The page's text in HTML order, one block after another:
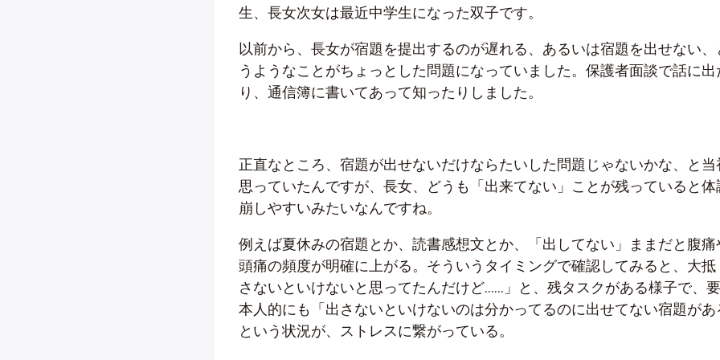
生、長女次女は最近中学生になった双子です。
以前から、長女が宿題を提出するのが遅れる、あるいは宿題を出せない、
うようなことがちょっとした問題になっていました。保護者面談で話に出
り、通信簿に書いてあって知ったりしました。
正直なところ、宿題が出せないだけならたいした問題じゃないかな、と当
思っていたんですが、長女、どうも「出来てない」ことが残っていると体
崩しやすいみたいなんですね。
例えば夏休みの宿題とか、読書感想文とか、「出してない」ままだと腹痛
頭痛の頻度が明確に上がる。そういうタイミングで確認してみると、大抵
さないといけないと思ってたんだけど……」と、残タスクがある様子で、
本人的にも「出さないといけないのは分かってるのに出せてない宿題があ
という状況が、ストレスに繋がっている。